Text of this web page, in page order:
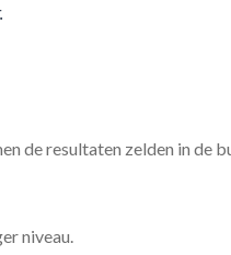
de resultaten zelden in de
niveau.